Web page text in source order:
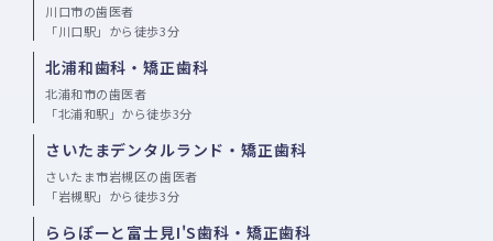
川口市の歯医者
「川口駅」から徒歩3分
北浦和歯科・矯正歯科
北浦和市の歯医者
「北浦和駅」から徒歩3分
さいたまデンタルランド・矯正歯科
さいたま市岩槻区の歯医者
「岩槻駅」から徒歩3分
ららぽーと富士見I'S歯科・矯正歯科